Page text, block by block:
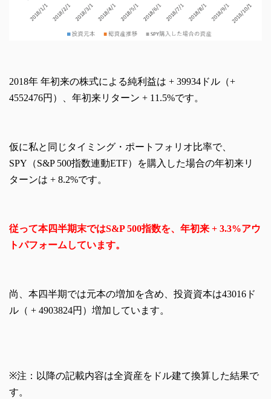
2018年 年初来の株式による純利益は + 39934ドル（+
4552476円）、年初来リターン + 11.5%です。
仮に私と同じタイミング・ポートフォリオ比率で、
SPY（S&P 500指数連動ETF）を購入した場合の年初来リ
ターンは + 8.2%です。
従って本四半期末ではS&P 500指数を、年初来 + 3.3%アウ
トパフォームしています。
尚、本四半期では元本の増加を含め、投資資本は43016ド
ル（ + 4903824円）増加しています。
※注：以降の記載内容は全資産をドル建て換算した結果で
す。